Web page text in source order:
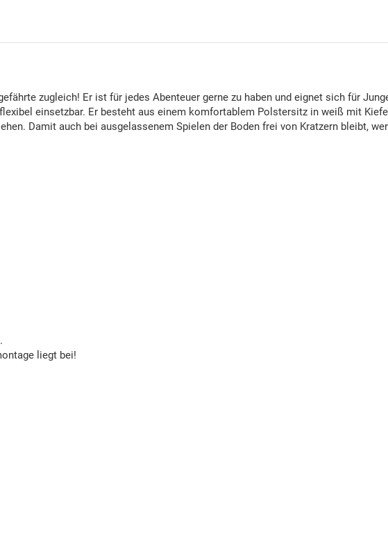
zugleich! Er ist für jedes Abenteuer gerne zu haben und eignet sich für
einsetzbar. Er besteht aus einem komfortablem Polstersitz in weiß mit
Damit auch bei ausgelassenem Spielen der Boden frei von Kratzern bleibt,
liegt bei!